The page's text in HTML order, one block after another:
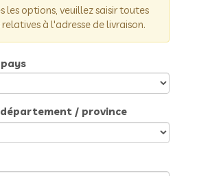
les options, veuillez saisir toutes
à l'adresse de livraison.
/ province